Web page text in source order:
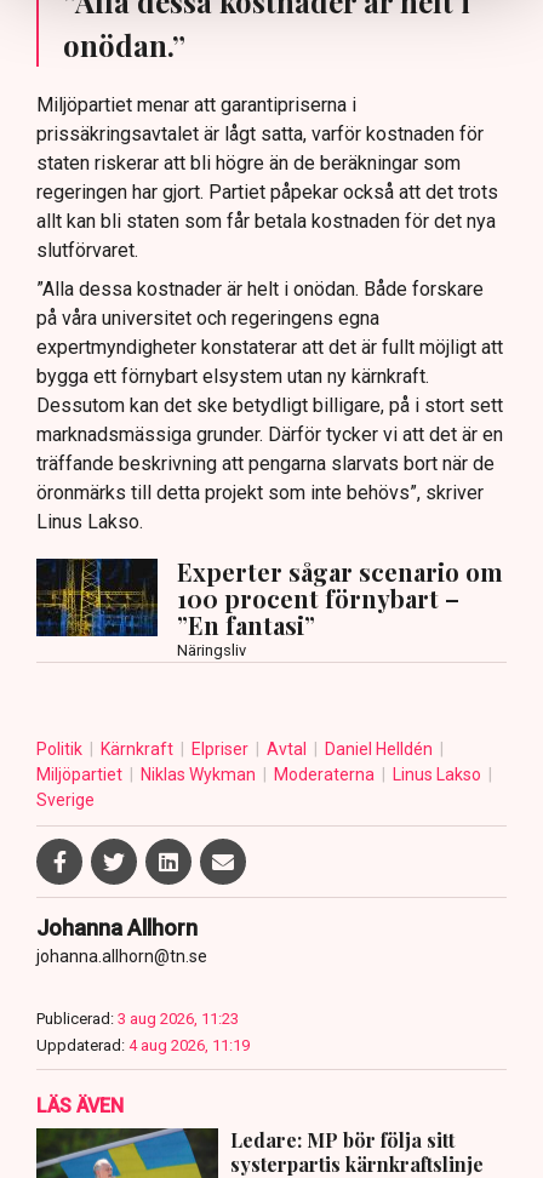
onödan.”
Miljöpartiet menar att garantipriserna i
prissäkringsavtalet är lågt satta, varför kostnaden för
staten riskerar att bli högre än de beräkningar som
regeringen har gjort. Partiet påpekar också att det trots
allt kan bli staten som får betala kostnaden för det nya
slutförvaret.
”Alla dessa kostnader är helt i onödan. Både forskare
på våra universitet och regeringens egna
expertmyndigheter konstaterar att det är fullt möjligt att
bygga ett förnybart elsystem utan ny kärnkraft.
Dessutom kan det ske betydligt billigare, på i stort sett
marknadsmässiga grunder. Därför tycker vi att det är en
träffande beskrivning att pengarna slarvats bort när de
öronmärks till detta projekt som inte behövs”, skriver
Linus Lakso.
Experter sågar scenario om
100 procent förnybart –
”En fantasi”
Näringsliv
Politik Kärnkraft Elpriser Avtal
Daniel Helldén
Miljöpartiet
Niklas Wykman Moderaterna
Linus Lakso
Sverige
Johanna Allhorn
johanna.allhorn@tn.se
Publicerad: 3 aug 2026, 11:23
Uppdaterad: 4 aug 2026, 11:19
LÄS ÄVEN
Ledare: MP bör följa sitt
systerpartis kärnkraftslinje